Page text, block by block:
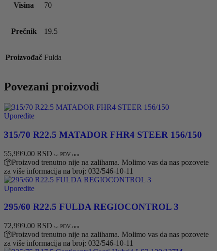
Visina 70
Prečnik 19.5
Proizvođač Fulda
Povezani proizvodi
Uporedite
315/70 R22.5 MATADOR FHR4 STEER 156/150
55,999.00 RSD sa PDV-om
Proizvod trenutno nije na zalihama. Molimo vas da nas pozovete
za više informacija na broj: 032/546-10-11
Uporedite
295/60 R22.5 FULDA REGIOCONTROL 3
72,999.00 RSD sa PDV-om
Proizvod trenutno nije na zalihama. Molimo vas da nas pozovete
za više informacija na broj: 032/546-10-11